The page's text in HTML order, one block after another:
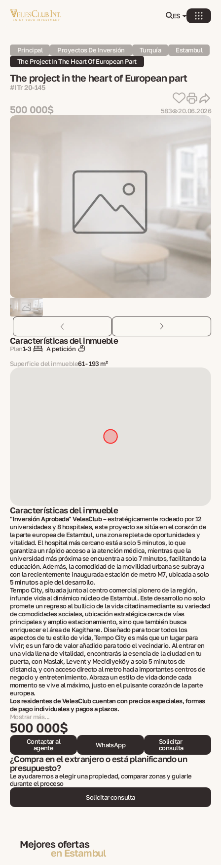
ES
Principal Proyectos De Inversión Turquía
Estambul
The Project In The Heart Of European Part
The project in the heart of European part
#ITr 20-145
500 000$ 583 20.06.2026
Características del inmueble
Plan1-3
A petición
Superficie del inmueble61 - 193 m²
Características del inmueble
"Inversión Aprobada" VelesClub– estratégicamente rodeado por 12
universidades y 8 hospitales, este proyecto se sitúa en el corazón de
la parte europea de Estambul, una zona repleta de oportunidades y
vitalidad. El hospital más cercano está a solo 5 minutos, lo que
garantiza un rápido acceso a la atención médica, mientras que la
universidad más próxima se encuentra a solo 7 minutos, facilitando la
educación. Además, la comodidad de la movilidad urbana se subraya
con la recientemente inaugurada estación de metro M7, ubicada a solo
5 minutos a pie del desarrollo.
Tempo City, situada junto al centro comercial pionero de la región,
infunde vida al dinámico núcleo de Estambul. Este desarrollo no solo
promete un regreso al bullicio de la vida citadina mediante su variedad
de comodidades sociales, ubicación estratégica cerca de vías
principales y amplio estacionamiento, sino que también busca
enriquecer el área de Kagithane. Diseñado para tocar todos los
aspectos de tu estilo de vida, Tempo City es más que un lugar para
vivir; es un faro de valor añadido para todo el vecindario. Al entrar en
una vida llena de vitalidad, encontrarás la esencia de la ciudad en tu
puerta, con Maslak, Levent y Mecidiyeköy a solo 5 minutos de
distancia, y con acceso directo al metro hacia importantes centros de
negocio y entretenimiento. Abraza un estilo de vida donde cada
momento se vive al máximo, justo en el pulsante corazón de la parte
europea.
Los residentes de VelesClub cuentan con precios especiales, formas
de pago individuales y pagos a plazos.
Mostrar más...
500 000$
Contactar al
agente
WhatsApp
Solicitar
consulta
¿Compra en el extranjero o está planificando un
presupuesto?
Le ayudaremos a elegir una propiedad, comparar zonas y guiarle
durante el proceso
Solicitar consulta
Mejores ofertas
en Estambul